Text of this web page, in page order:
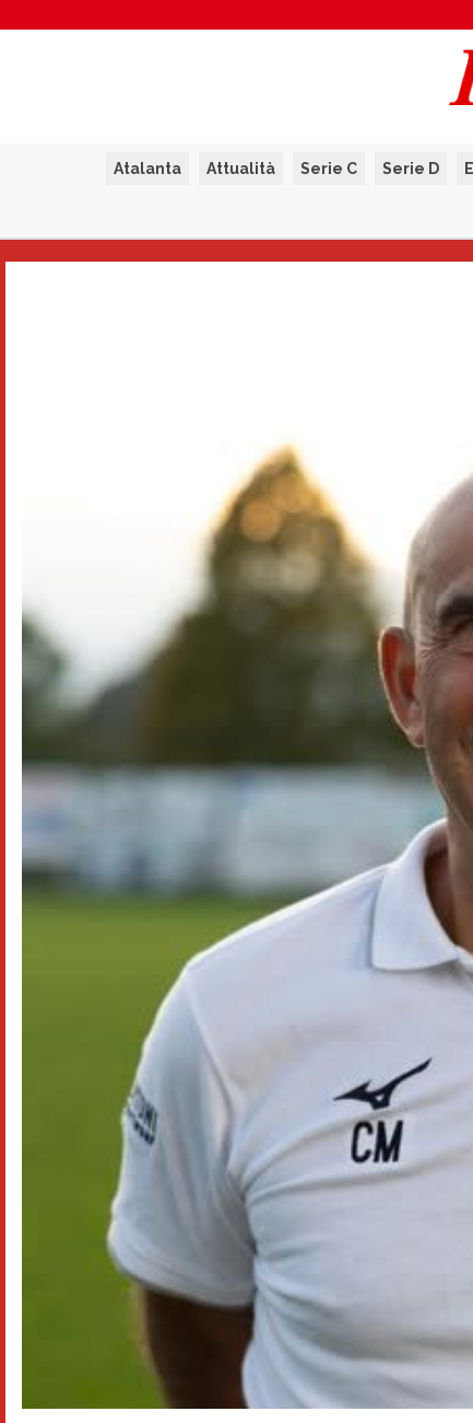
Atalanta Attualità Serie C Serie D